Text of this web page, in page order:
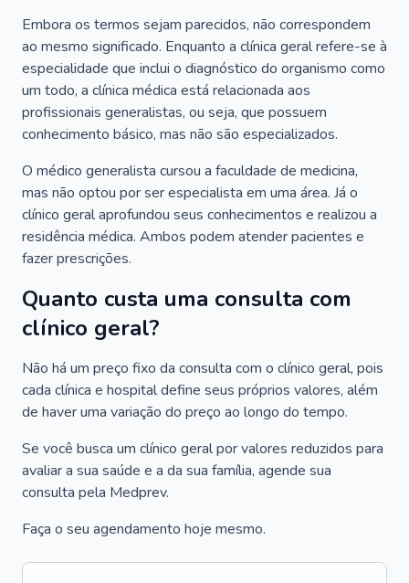
Embora os termos sejam parecidos, não correspondem
ao mesmo significado. Enquanto a clínica geral refere-se à
especialidade que inclui o diagnóstico do organismo como
um todo, a clínica médica está relacionada aos
profissionais generalistas, ou seja, que possuem
conhecimento básico, mas não são especializados.
O médico generalista cursou a faculdade de medicina,
mas não optou por ser especialista em uma área. Já o
clínico geral aprofundou seus conhecimentos e realizou a
residência médica. Ambos podem atender pacientes e
fazer prescrições.
Quanto custa uma consulta com
clínico geral?
Não há um preço fixo da consulta com o clínico geral, pois
cada clínica e hospital define seus próprios valores, além
de haver uma variação do preço ao longo do tempo.
Se você busca um clínico geral por valores reduzidos para
avaliar a sua saúde e a da sua família, agende sua
consulta pela Medprev.
Faça o seu agendamento hoje mesmo.